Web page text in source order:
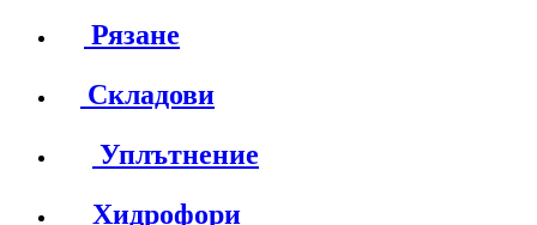
Рязане
Складови
Уплътнение
Хидрофори